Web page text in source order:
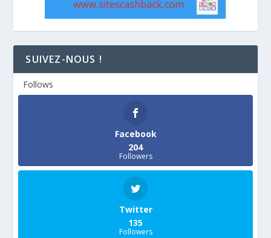
SUIVEZ-NOUS !
Follows
Facebook
204
Followers
Twitter
135
Followers